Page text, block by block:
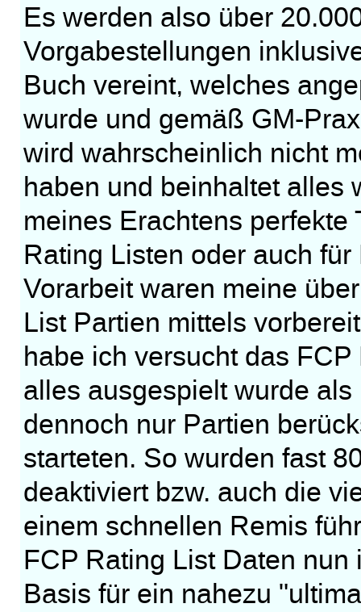
Es werden also über
Vorgabestellungen
Buch vereint, welches
wurde und gemäß GM-
wird wahrscheinlich nicht
haben und beinhaltet alles
meines Erachtens
Rating Listen oder auch
Vorarbeit waren meine
List Partien mittels
habe ich versucht das
alles ausgespielt wurde
dennoch nur Partien
starteten. So wurden fast
deaktiviert bzw. auch die
einem schnellen Remis
FCP Rating List Daten
Basis für ein nahezu